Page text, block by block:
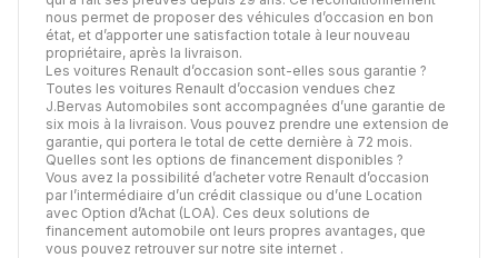
nous permet de proposer des véhicules d’occasion en bon
état, et d’apporter une satisfaction totale à leur nouveau
propriétaire, après la livraison.
Les voitures Renault d’occasion sont-elles sous garantie ?
Toutes les voitures Renault d’occasion vendues chez
J.Bervas Automobiles sont accompagnées d’une garantie de
six mois à la livraison. Vous pouvez prendre une extension de
garantie, qui portera le total de cette dernière à 72 mois.
Quelles sont les options de financement disponibles ?
Vous avez la possibilité d’acheter votre Renault d’occasion
par l’intermédiaire d’un crédit classique ou d’une Location
avec Option d’Achat (LOA). Ces deux solutions de
financement automobile ont leurs propres avantages, que
vous pouvez retrouver sur notre site internet .